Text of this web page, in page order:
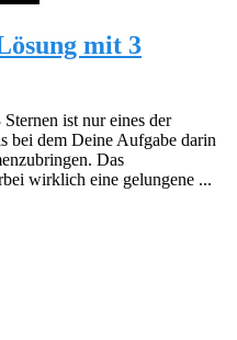
mit 3
ist nur eines der
bei dem Deine Aufgabe darin
Das
wirklich eine gelungene ...